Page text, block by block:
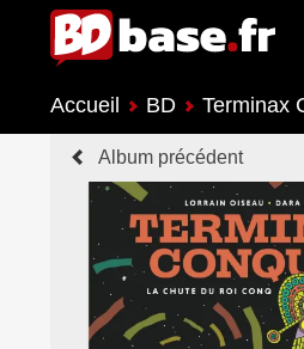
Accueil BD Terminax
Album précédent